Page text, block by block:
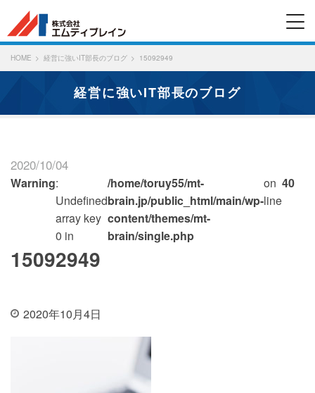
HOME 経営に強いIT部長のブログ 15092949
経営に強いIT部長のブログ
2020/10/04
Warning:
Undefined
array key
0 in
/home/toruy55/mt-
brain.jp/public_html/main/wp-
content/themes/mt-
brain/single.php
on
line
40
15092949
2020年10月4日